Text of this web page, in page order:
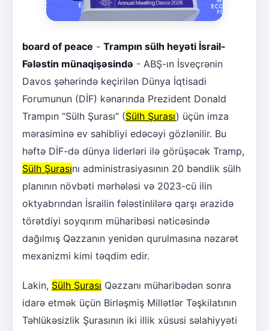
board of peace - Trampın sülh heyəti İsrail-
Fələstin münaqişəsində - ABŞ-ın İsveçrənin
Davos şəhərində keçirilən Dünya İqtisadi
Forumunun (DİF) kənarında Prezident Donald
Trampın “Sülh Şurası” (Sülh Şurası) üçün imza
mərasiminə ev sahibliyi edəcəyi gözlənilir. Bu
həftə DİF-də dünya liderləri ilə görüşəcək Tramp,
Sülh Şurasını administrasiyasının 20 bəndlik sülh
planının növbəti mərhələsi və 2023-cü ilin
oktyabrından İsrailin fələstinlilərə qarşı ərazidə
törətdiyi soyqırım müharibəsi nəticəsində
dağılmış Qəzzanın yenidən qurulmasına nəzarət
mexanizmi kimi təqdim edir.
Lakin, Sülh Şurası Qəzzanı müharibədən sonra
idarə etmək üçün Birləşmiş Millətlər Təşkilatının
Təhlükəsizlik Şurasının iki illik xüsusi səlahiyyəti